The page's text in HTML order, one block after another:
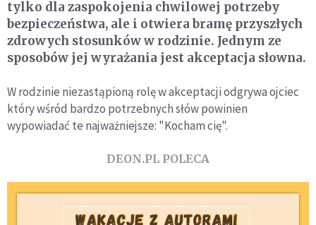
tylko dla zaspokojenia chwilowej potrzeby
bezpieczeństwa, ale i otwiera bramę przyszłych
zdrowych stosunków w rodzinie. Jednym ze
sposobów jej wyrażania jest akceptacja słowna.
W rodzinie niezastąpioną rolę w akceptacji odgrywa ojciec
który wśród bardzo potrzebnych słów powinien
wypowiadać te najważniejsze: "Kocham cię".
DEON.PL POLECA